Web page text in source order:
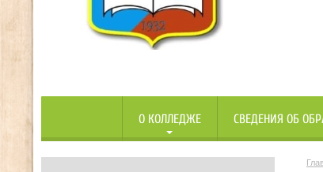
О КОЛЛЕДЖЕ СВЕДЕНИЯ ОБ